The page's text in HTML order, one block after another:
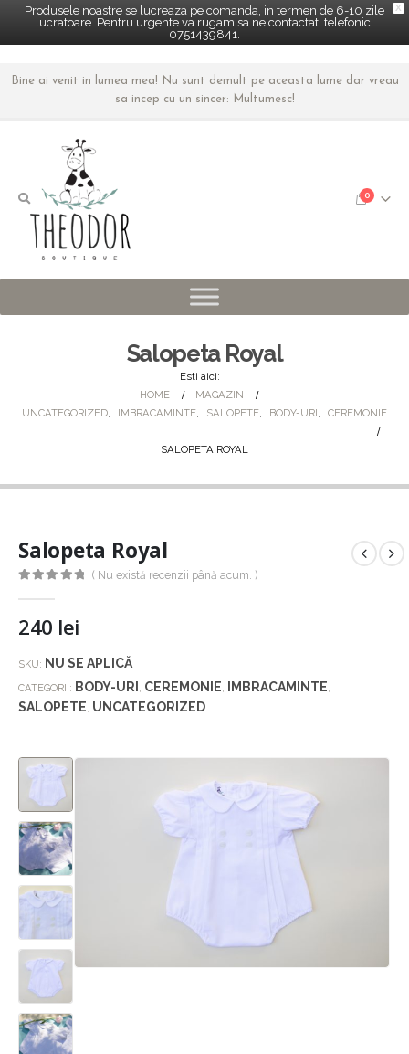
X
Produsele noastre se lucreaza pe comanda, in termen de 6-10 zile
lucratoare. Pentru urgente va rugam sa ne contactati telefonic:
0751439841.
Bine ai venit in lumea mea! Nu sunt demult pe aceasta lume dar vreau
sa incep cu un sincer: Multumesc!
0
Salopeta Royal
Esti aici:
HOME
MAGAZIN
UNCATEGORIZED, IMBRACAMINTE, SALOPETE, BODY-URI, CEREMONIE
SALOPETA ROYAL
Salopeta Royal
( Nu există recenzii până acum. )
240 lei
SKU: NU SE APLICĂ
CATEGORII: BODY-URI , CEREMONIE, IMBRACAMINTE,
SALOPETE, UNCATEGORIZED